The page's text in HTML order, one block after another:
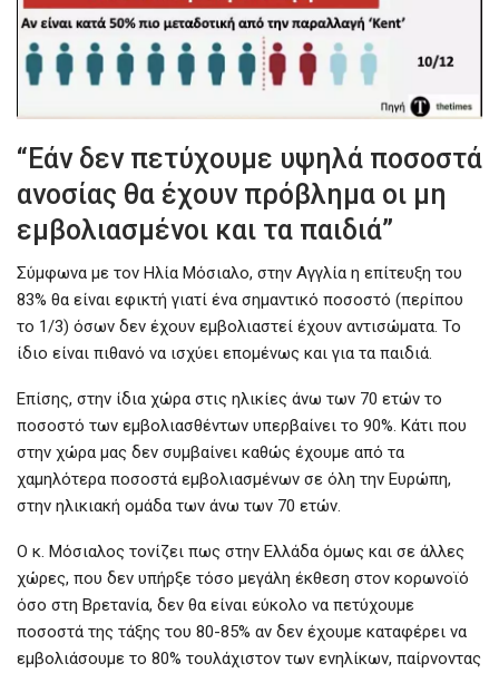
“Εάν δεν πετύχουμε υψηλά ποσοστά
ανοσίας θα έχουν πρόβλημα οι μη
εμβολιασμένοι και τα παιδιά”
Σύμφωνα με τον Ηλία Μόσιαλο, στην Αγγλία η επίτευξη του
83% θα είναι εφικτή γιατί ένα σημαντικό ποσοστό (περίπου
το 1/3) όσων δεν έχουν εμβολιαστεί έχουν αντισώματα. Το
ίδιο είναι πιθανό να ισχύει επομένως και για τα παιδιά.
Επίσης, στην ίδια χώρα στις ηλικίες άνω των 70 ετών το
ποσοστό των εμβολιασθέντων υπερβαίνει το 90%. Κάτι που
στην χώρα μας δεν συμβαίνει καθώς έχουμε από τα
χαμηλότερα ποσοστά εμβολιασμένων σε όλη την Ευρώπη,
στην ηλικιακή ομάδα των άνω των 70 ετών.
Ο κ. Μόσιαλος τονίζει πως στην Ελλάδα όμως και σε άλλες
χώρες, που δεν υπήρξε τόσο μεγάλη έκθεση στον κορωνοϊό
όσο στη Βρετανία, δεν θα είναι εύκολο να πετύχουμε
ποσοστά της τάξης του 80-85% αν δεν έχουμε καταφέρει να
εμβολιάσουμε το 80% τουλάχιστον των ενηλίκων, παίρνοντας